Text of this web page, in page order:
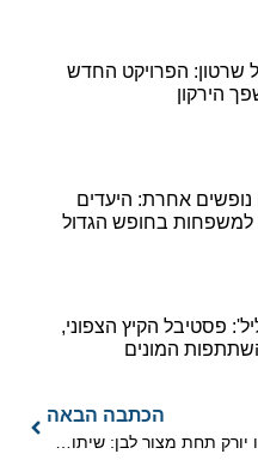
שרטון: הפרויקט החדש
הירקון
נופשים אחרת: היעדים
למשפחות בחופש הגדול
פסטיבל הקיץ הצפוני,
המונים
הכתבה הבאה